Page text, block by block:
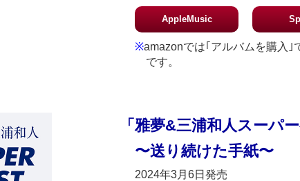
AppleMusic
※amazonでは｢アルバムを購入｣
です。
「雅夢&三浦和人スーパ
〜送り続けた手紙〜
2024年3月6日発売